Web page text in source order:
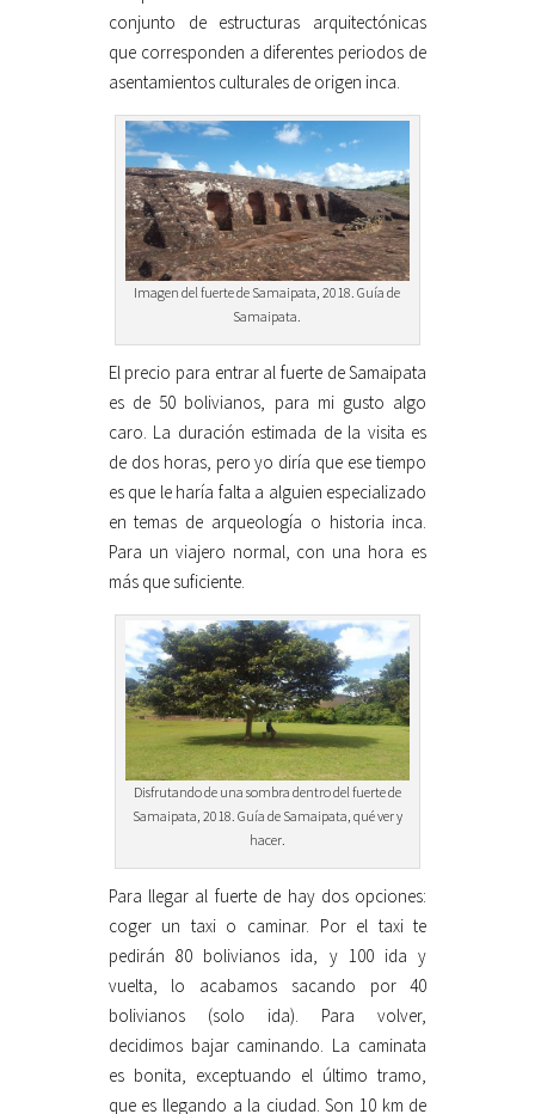
conjunto de estructuras arquitectónicas
que corresponden a diferentes periodos de
asentamientos culturales de origen inca.
Imagen del fuerte de Samaipata, 2018. Guía de
Samaipata.
El precio para entrar al fuerte de Samaipata
es de 50 bolivianos, para mi gusto algo
caro. La duración estimada de la visita es
de dos horas, pero yo diría que ese tiempo
es que le haría falta a alguien especializado
en temas de arqueología o historia inca.
Para un viajero normal, con una hora es
más que suficiente.
Disfrutando de una sombra dentro del fuerte de
Samaipata, 2018. Guía de Samaipata, qué ver y
hacer.
Para llegar al fuerte de hay dos opciones:
coger un taxi o caminar. Por el taxi te
pedirán 80 bolivianos ida, y 100 ida y
vuelta, lo acabamos sacando por 40
bolivianos (solo ida). Para volver,
decidimos bajar caminando. La caminata
es bonita, exceptuando el último tramo,
que es llegando a la ciudad. Son 10 km de